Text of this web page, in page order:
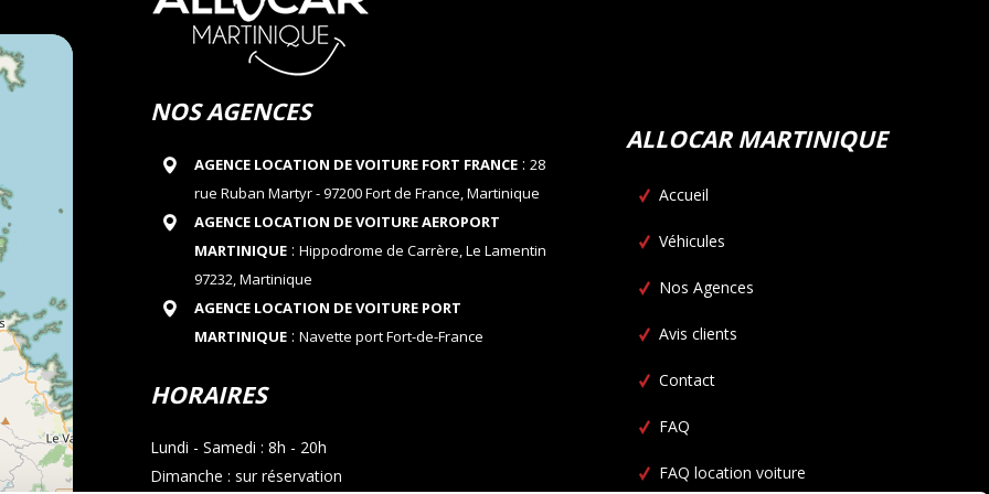
NOS AGENCES
AGENCE LOCATION DE VOITURE FORT FRANCE: 28
rue Ruban Martyr - 97200 Fort de France, Martinique
AGENCE LOCATION DE VOITURE AEROPORT
MARTINIQUE: Hippodrome de Carrère, Le Lamentin
97232, Martinique
AGENCE LOCATION DE VOITURE PORT
MARTINIQUE: Navette port Fort-de-France
HORAIRES
Lundi - Samedi : 8h - 20h
Dimanche : sur réservation
ALLOCAR MARTINIQUE
Accueil
Véhicules
Nos Agences
Avis clients
Contact
FAQ
FAQ location voiture